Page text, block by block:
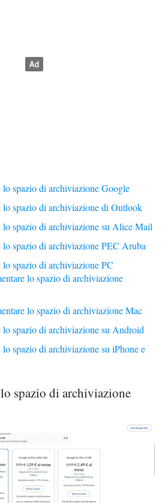
lo spazio di archiviazione Google
lo spazio di archiviazione di Outlook
lo spazio di archiviazione su Alice Mail
lo spazio di archiviazione PEC Aruba
lo spazio di archiviazione PC
lo spazio di archiviazione
lo spazio di archiviazione Mac
lo spazio di archiviazione su Android
lo spazio di archiviazione su iPhone e
spazio di archiviazione